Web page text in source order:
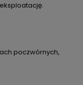
poczwórnych,